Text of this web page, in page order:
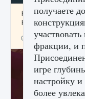
Как проверить
Hawk Ops
9 августа 2024
получаете
фракции, и
игре
настройку
более